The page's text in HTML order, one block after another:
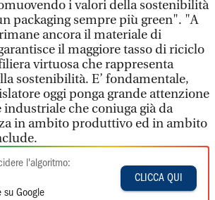
i valori della sostenibilità
packaging sempre più green". "A
ancora il materiale di
il maggiore tasso di riciclo
virtuosa che rappresenta
sostenibilità. E’ fondamentale,
oggi ponga grande attenzione
industriale che coniuga già da
in ambito produttivo ed in ambito
l'algoritmo:
su Google
CLICCA QUI